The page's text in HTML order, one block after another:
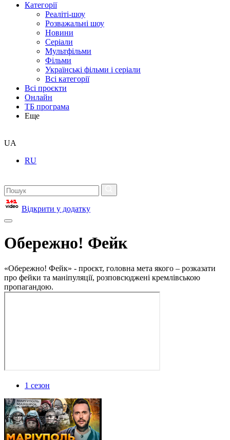
Категорії
Реаліті-шоу
Розважальні шоу
Новини
Серіали
Мультфільми
Фільми
Українські фільми і серіали
Всі категорії
Всі проєкти
Онлайн
ТБ програма
Еще
UA
RU
Відкрити у додатку
Обережно! Фейк
«Обережно! Фейк» - проєкт, головна мета якого – розказати
про фейки та маніпуляції, розповсюджені кремлівською
пропагандою.
1 сезон